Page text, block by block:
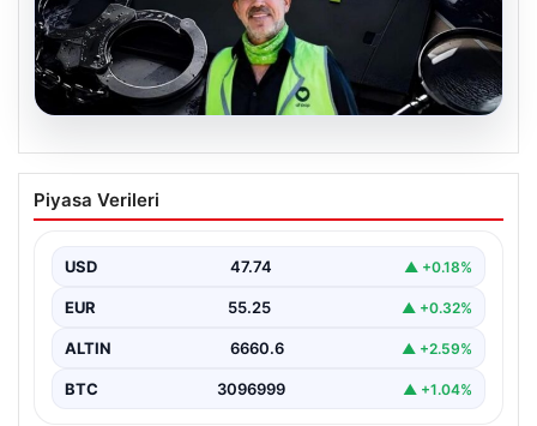
07.08.2026
Ahbap Derneği Yönetimine Kayyum
Atandı ve Fesih Süreci Resmen Başladı
kamuoyunda geniş yankı bulan Ahbap Derneği ile ilgili…
Piyasa Verileri
USD 47.74 ▲ +0.18%
EUR 55.25 ▲ +0.32%
ALTIN 6660.6 ▲ +2.59%
BTC 3096999 ▲ +1.04%